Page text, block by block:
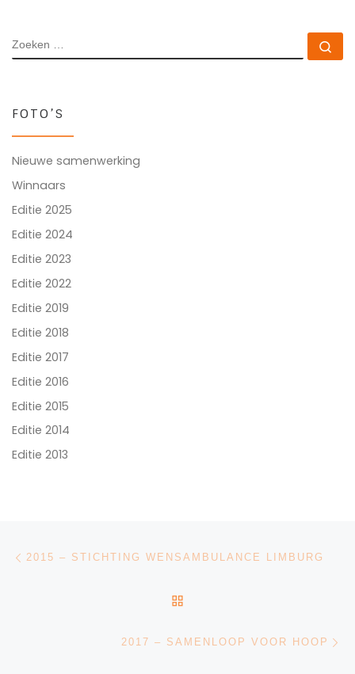
ZOEKEN
FOTO’S
Nieuwe samenwerking
Winnaars
Editie 2025
Editie 2024
Editie 2023
Editie 2022
Editie 2019
Editie 2018
Editie 2017
Editie 2016
Editie 2015
Editie 2014
Editie 2013
Bericht navigatie
2015 – STICHTING WENSAMBULANCE LIMBURG
2017 – SAMENLOOP VOOR HOOP